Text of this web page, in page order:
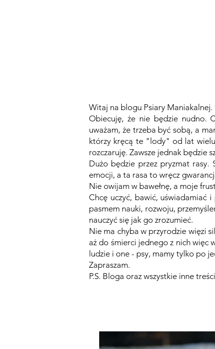
Witaj na blogu Psiary Maniakalnej.
Obiecuję, że nie będzie nudno.
uważam, że trzeba być sobą, a
którzy kręcą te "lody" od lat
rozczaruję. Zawsze jednak będzie
Dużo będzie przez pryzmat rasy.
emocji, a ta rasa to wręcz
Nie owijam w bawełnę, a moje
Chcę uczyć, bawić, uświadamiać
pasmem nauki, rozwoju,
nauczyć się jak go zrozumieć.
Nie ma chyba w przyrodzie więzi
aż do śmierci jednego z nich więc
ludzie i one - psy, mamy tylko po
Zapraszam.
P.S. Bloga oraz wszystkie inne